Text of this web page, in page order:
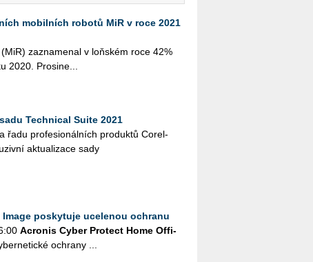
mobilních robotů MiR v roce 2021
za­zna­me­nal v loňském roce 42%
2020. Pro­si­ne...
Technical Suite 2021
řadu pro­fe­si­o­nál­ních pro­duk­tů Co­rel­
ak­tu­a­li­za­ce sady
Image poskytuje ucelenou ochranu
Acro­nis Cyber Pro­tect Home Of­fi­
ochra­ny ...